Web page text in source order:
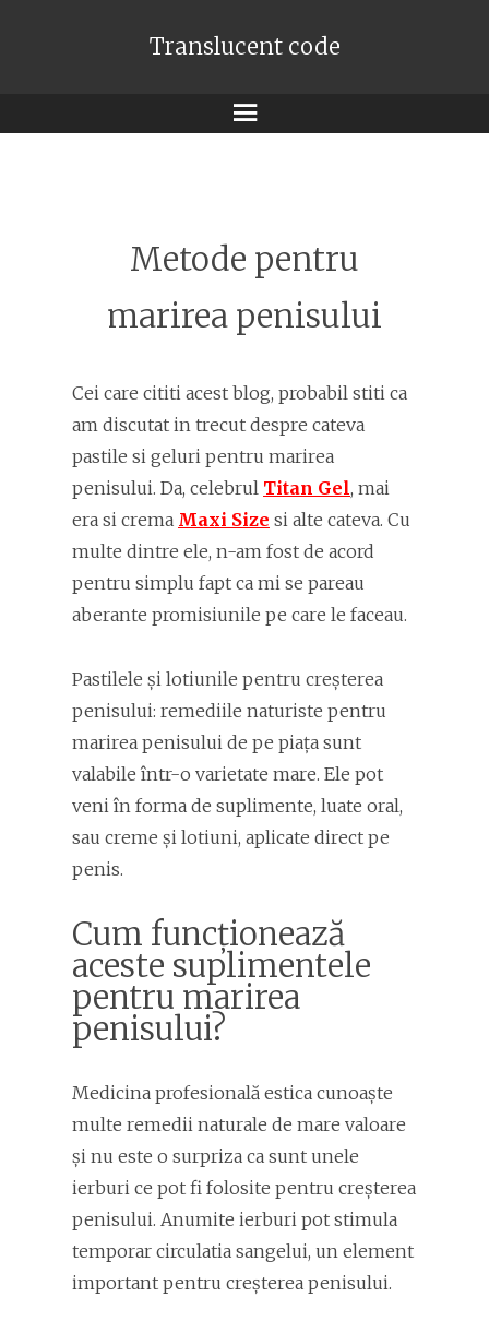
Translucent code
Meniu
Metode pentru
marirea penisului
Cei care cititi acest blog, probabil stiti ca
am discutat in trecut despre cateva
pastile si geluri pentru marirea
penisului. Da, celebrul Titan Gel, mai
era si crema Maxi Size si alte cateva. Cu
multe dintre ele, n-am fost de acord
pentru simplu fapt ca mi se pareau
aberante promisiunile pe care le faceau.
Pastilele și lotiunile pentru creșterea
penisului: remediile naturiste pentru
marirea penisului de pe piața sunt
valabile într-o varietate mare. Ele pot
veni în forma de suplimente, luate oral,
sau creme și lotiuni, aplicate direct pe
penis.
Cum funcționează
aceste suplimentele
pentru marirea
penisului?
Medicina profesională estica cunoaște
multe remedii naturale de mare valoare
și nu este o surpriza ca sunt unele
ierburi ce pot fi folosite pentru creșterea
penisului. Anumite ierburi pot stimula
temporar circulatia sangelui, un element
important pentru creșterea penisului.